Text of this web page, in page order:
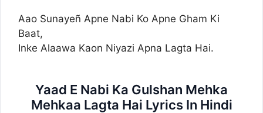
Aao Sunayeñ Apne Nabi Ko Apne Gham Ki
Baat,
Inke Alaawa Kaon Niyazi Apna Lagta Hai.
Yaad E Nabi Ka Gulshan Mehka
Mehkaa Lagta Hai Lyrics In Hindi